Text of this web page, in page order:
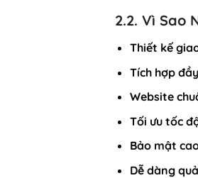
2.2. Vì Sao
Thiết kế
Tích hợp
Website
Tối ưu tốc
Bảo mật
Dễ dàng